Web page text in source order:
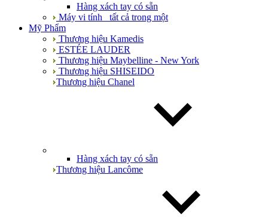
Hàng xách tay có sẵn
Máy vi tính_ tất cả trong một
Mỹ Phẩm
Thương hiệu Kamedis
ESTÉE LAUDER
Thương hiệu Maybelline - New York
Thương hiệu SHISEIDO
Thương hiệu Chanel
Hàng xách tay có sẵn
Thương hiệu Lancôme